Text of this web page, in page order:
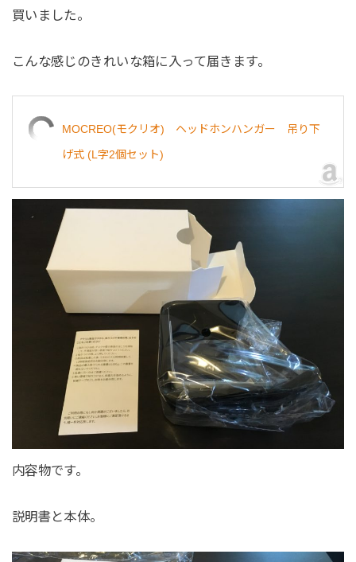
買いました。
こんな感じのきれいな箱に入って届きます。
MOCREO(モクリオ) ヘッドホンハンガー 吊り下
げ式 (L字2個セット)
内容物です。
説明書と本体。